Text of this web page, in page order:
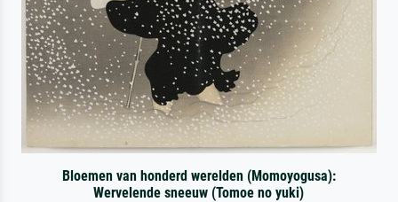
Bloemen van honderd werelden (Momoyogusa):
Wervelende sneeuw (Tomoe no yuki)